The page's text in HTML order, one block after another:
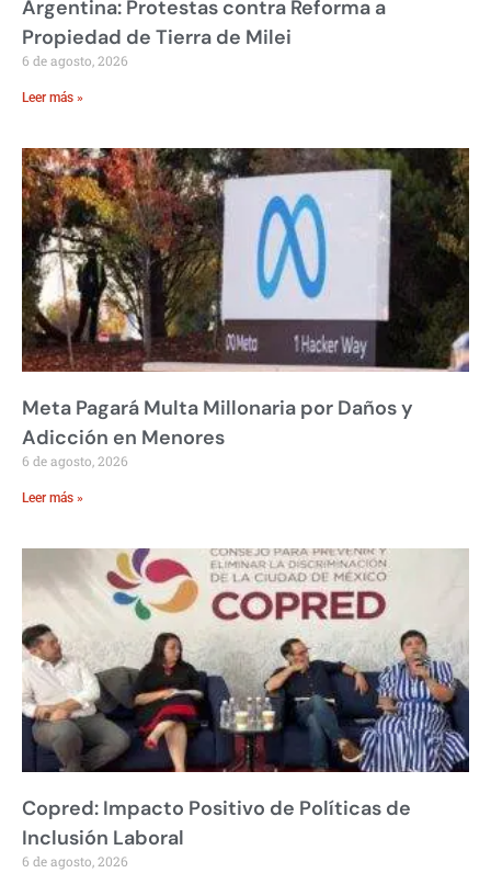
Argentina: Protestas contra Reforma a
Propiedad de Tierra de Milei
6 de agosto, 2026
Leer más »
Meta Pagará Multa Millonaria por Daños y
Adicción en Menores
6 de agosto, 2026
Leer más »
Copred: Impacto Positivo de Políticas de
Inclusión Laboral
6 de agosto, 2026